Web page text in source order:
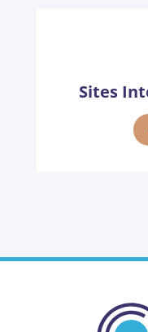
Sites